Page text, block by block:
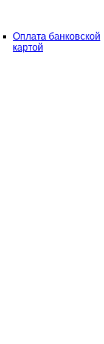
Оплата банковской
картой